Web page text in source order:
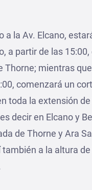
a la Av. Elcano,
a partir de las 15:00,
Thorne; mientras
comenzará un
toda la extensión de
decir en Elcano y
de Thorne y Ara
a la altura de